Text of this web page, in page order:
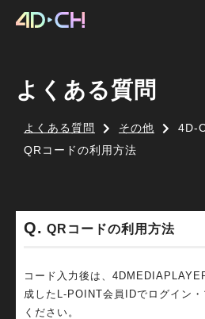
よくある質問
よくある質問 その他
4D-
QRコードの利用方法
QRコードの利用方法
コード入力後は、
成したL-POINT会員IDでログイン
ください。